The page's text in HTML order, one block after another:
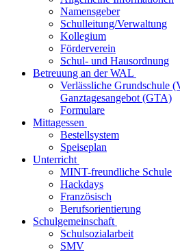
Namensgeber
Schulleitung/Verwaltung
Kollegium
Förderverein
Schul- und Hausordnung
Betreuung an der WAL
Verlässliche Grundschule
Ganztagesangebot (GTA)
Formulare
Mittagessen
Bestellsystem
Speiseplan
Unterricht
MINT-freundliche Schule
Hackdays
Französisch
Berufsorientierung
Schulgemeinschaft
Schulsozialarbeit
SMV